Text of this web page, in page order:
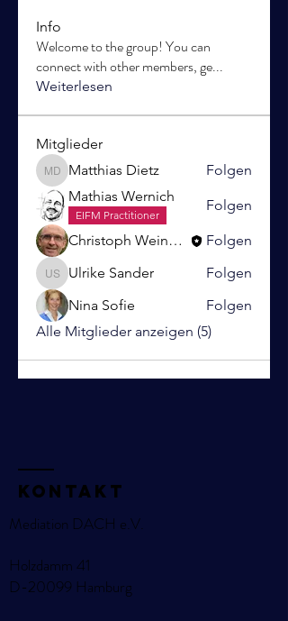
Info
Welcome to the group! You can
connect with other members, ge...
Weiterlesen
Mitglieder
Matthias Dietz
Matthias Dietz
Folgen
Mathias Wernich
EIFM Practitioner
Folgen
Christoph Weinmann Folgen
Ulrike Sander
Ulrike Sander
Folgen
Nina Sofie
Folgen
Alle Mitglieder anzeigen (5)
KOntakt
Mediation DACH e.V.
Holzdamm 41
D-20099 Hamburg